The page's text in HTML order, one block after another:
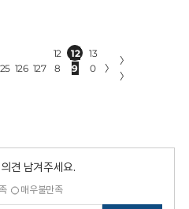
126 127
12
8
12
9
13
0
〉
〉
〉
견 남겨주세요.
매우불만족